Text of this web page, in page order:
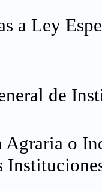
a Ley
de
Agraria o